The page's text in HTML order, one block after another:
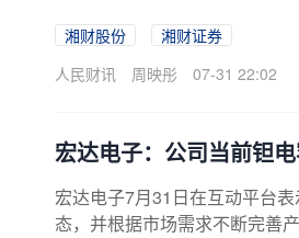
湘财股份
湘财证券
人民财讯
周映彤 07-31 22:02
宏达电子：公司当前钽
宏达电子7月31日在互动平台
态，并根据市场需求不断完善产